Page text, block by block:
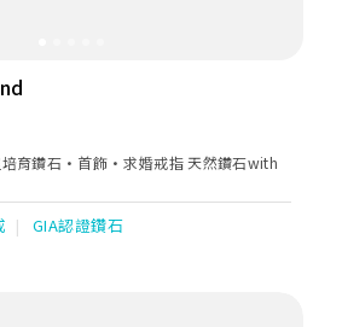
育鑽石·首飾·求婚戒指 天然鑽石with
GIA認證鑽石